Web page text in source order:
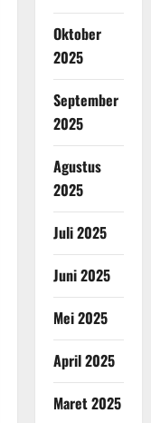
Oktober
2025
September
2025
Agustus
2025
Juli 2025
Juni 2025
Mei 2025
April 2025
Maret 2025